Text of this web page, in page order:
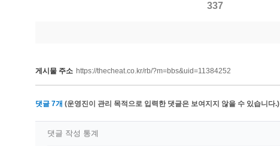
337
게시물 주소 https://thecheat.co.kr/rb/?m=bbs&uid=11384252
댓글 7개 (운영진이 관리 목적으로 입력한 댓글은 보여지지 않을 수 있습니다.)
댓글 작성 통계